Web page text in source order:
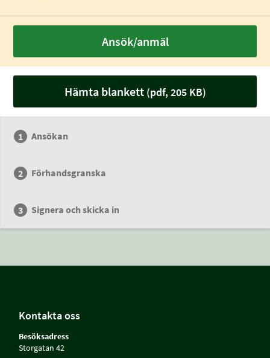
Ansök/anmäl
Hämta blankett(pdf, 205 KB)
Ansökan
Förhandsgranska
Signera och skicka in
Kontakta oss
Besöksadress
Storgatan 42